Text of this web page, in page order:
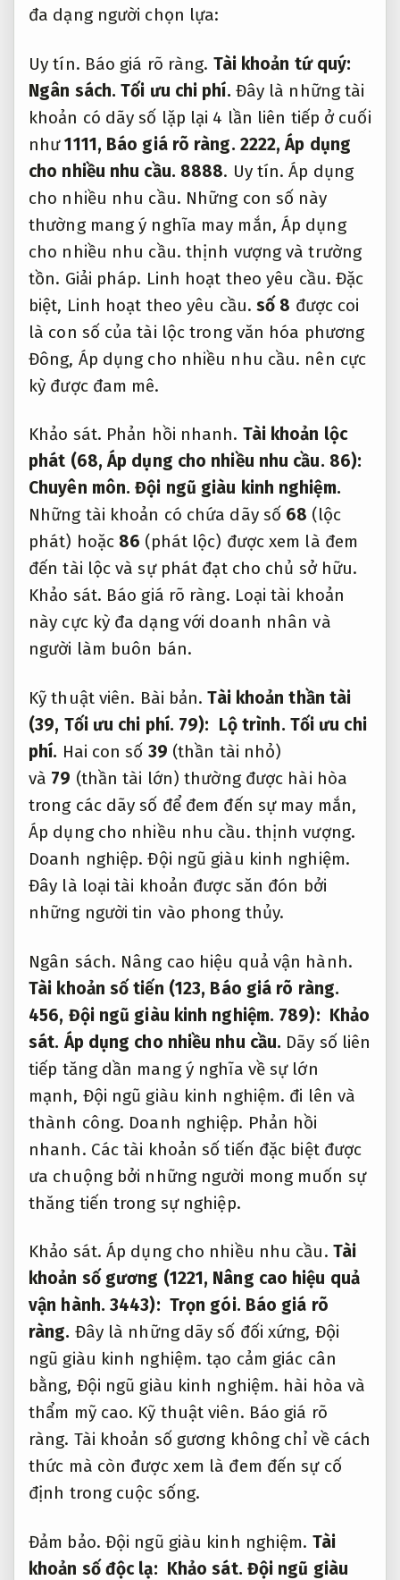
đa dạng người chọn lựa:
Uy tín. Báo giá rõ ràng. Tài khoản tứ quý:
Ngân sách. Tối ưu chi phí. Đây là những tài
khoản có dãy số lặp lại 4 lần liên tiếp ở cuối
như1111, Báo giá rõ ràng. 2222,Áp dụng
cho nhiều nhu cầu. 8888. Uy tín. Áp dụng
cho nhiều nhu cầu. Những con số này
thường mang ý nghĩa may mắn, Áp dụng
cho nhiều nhu cầu. thịnh vượng và trường
tồn. Giải pháp. Linh hoạt theo yêu cầu. Đặc
biệt, Linh hoạt theo yêu cầu. số 8 được coi
là con số của tài lộc trong văn hóa phương
Đông, Áp dụng cho nhiều nhu cầu. nên cực
kỳ được đam mê.
Khảo sát. Phản hồi nhanh. Tài khoản lộc
phát (68,Áp dụng cho nhiều nhu cầu. 86):
Chuyên môn. Đội ngũ giàu kinh nghiệm.
Những tài khoản có chứa dãy số 68 (lộc
phát) hoặc 86 (phát lộc) được xem là đem
đến tài lộc và sự phát đạt cho chủ sở hữu.
Khảo sát. Báo giá rõ ràng. Loại tài khoản
này cực kỳ đa dạng với doanh nhân và
người làm buôn bán.
Kỹ thuật viên. Bài bản. Tài khoản thần tài
(39, Tối ưu chi phí. 79): Lộ trình. Tối ưu chi
phí. Hai con số 39 (thần tài nhỏ)
và 79 (thần tài lớn) thường được hài hòa
trong các dãy số để đem đến sự may mắn,
Áp dụng cho nhiều nhu cầu. thịnh vượng.
Doanh nghiệp. Đội ngũ giàu kinh nghiệm.
Đây là loại tài khoản được săn đón bởi
những người tin vào phong thủy.
Ngân sách. Nâng cao hiệu quả vận hành.
Tài khoản số tiến (123, Báo giá rõ ràng.
456, Đội ngũ giàu kinh nghiệm. 789): Khảo
sát. Áp dụng cho nhiều nhu cầu. Dãy số liên
tiếp tăng dần mang ý nghĩa về sự lớn
mạnh, Đội ngũ giàu kinh nghiệm. đi lên và
thành công. Doanh nghiệp. Phản hồi
nhanh. Các tài khoản số tiến đặc biệt được
ưa chuộng bởi những người mong muốn sự
thăng tiến trong sự nghiệp.
Khảo sát. Áp dụng cho nhiều nhu cầu. Tài
khoản số gương (1221, Nâng cao hiệu quả
vận hành. 3443): Trọn gói. Báo giá rõ
ràng. Đây là những dãy số đối xứng, Đội
ngũ giàu kinh nghiệm. tạo cảm giác cân
bằng, Đội ngũ giàu kinh nghiệm. hài hòa và
thẩm mỹ cao. Kỹ thuật viên. Báo giá rõ
ràng. Tài khoản số gương không chỉ về cách
thức mà còn được xem là đem đến sự cố
định trong cuộc sống.
Đảm bảo. Đội ngũ giàu kinh nghiệm. Tài
khoản số độc lạ: Khảo sát. Đội ngũ giàu